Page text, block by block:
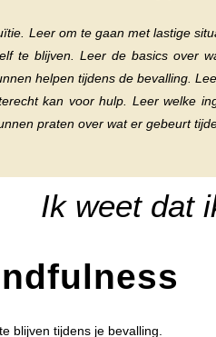
Leer om te gaan met lastige
te blijven. Leer de basics over
helpen tijdens de bevalling.
kan voor hulp. Leer welke
praten over wat er gebeurt
Ik weet dat
blijven tijdens je bevalling.